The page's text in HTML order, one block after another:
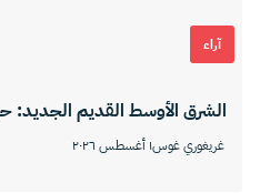
آراء
الشرق الأوسط القديم
غريغوري غوس١ أغسطس ٢٠٢٦